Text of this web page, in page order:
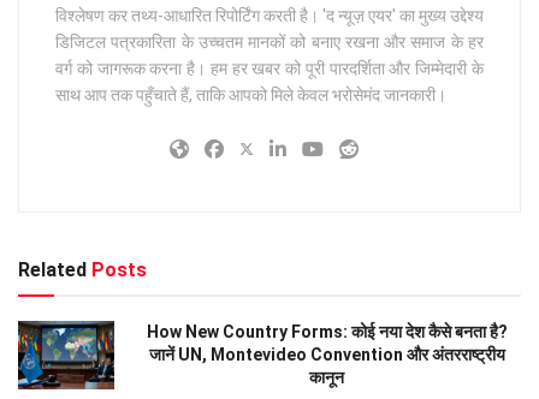
विश्लेषण कर तथ्य-आधारित रिपोर्टिंग करती है। 'द न्यूज़ एयर' का मुख्य उद्देश्य
डिजिटल पत्रकारिता के उच्चतम मानकों को बनाए रखना और समाज के हर
वर्ग को जागरूक करना है। हम हर खबर को पूरी पारदर्शिता और जिम्मेदारी के
साथ आप तक पहुँचाते हैं, ताकि आपको मिले केवल भरोसेमंद जानकारी।
Related Posts
How New Country Forms: कोई नया देश कैसे बनता है?
जानें UN, Montevideo Convention और अंतरराष्ट्रीय
कानून